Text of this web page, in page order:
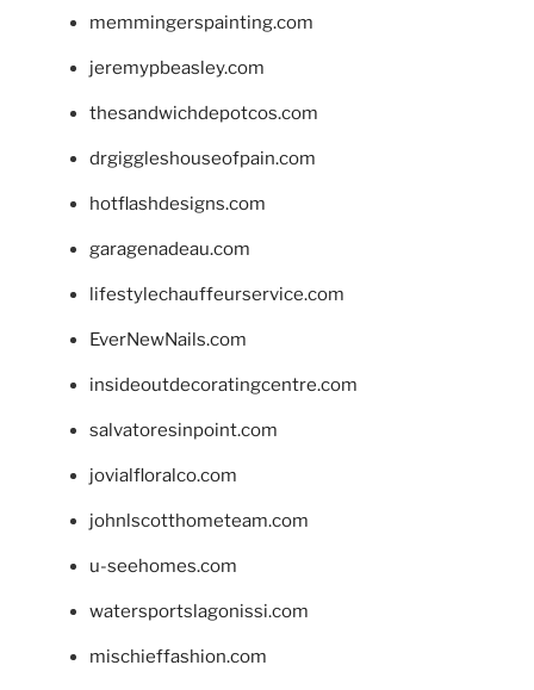
memmingerspainting.com
jeremypbeasley.com
thesandwichdepotcos.com
drgiggleshouseofpain.com
hotflashdesigns.com
garagenadeau.com
lifestylechauffeurservice.com
EverNewNails.com
insideoutdecoratingcentre.com
salvatoresinpoint.com
jovialfloralco.com
johnlscotthometeam.com
u-seehomes.com
watersportslagonissi.com
mischieffashion.com